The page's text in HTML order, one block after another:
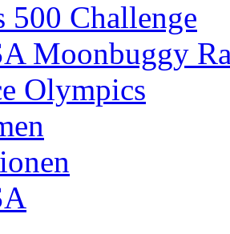
500 Challenge
Moonbuggy
Olympics